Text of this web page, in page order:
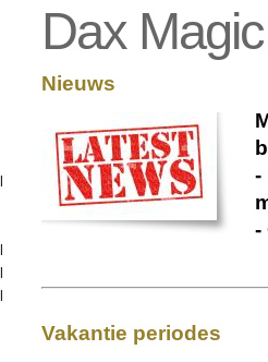
Dax
Nieuws
-
-
Vakantie periodes